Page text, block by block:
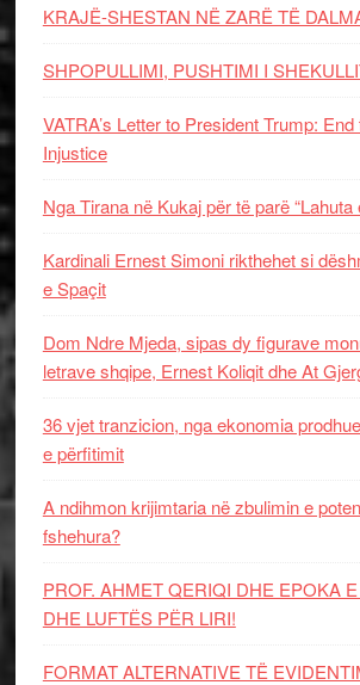
KRAJË-SHESTAN NË ZARË TË
SHPOPULLIMI, PUSHTIMI I
VATRA’s Letter to President Trump:
Injustice
Nga Tirana në Kukaj për të parë “Lahuta
Kardinali Ernest Simoni rikthehet si
e Spaçit
Dom Ndre Mjeda, sipas dy figurave
letrave shqipe, Ernest Koliqit dhe At
36 vjet tranzicion, nga ekonomia
e përfitimit
A ndihmon krijimtaria në zbulimin e
fshehura?
PROF. AHMET QERIQI DHE EPOKA
DHE LUFTЁS PЁR LIRI!
FORMAT ALTERNATIVE TË